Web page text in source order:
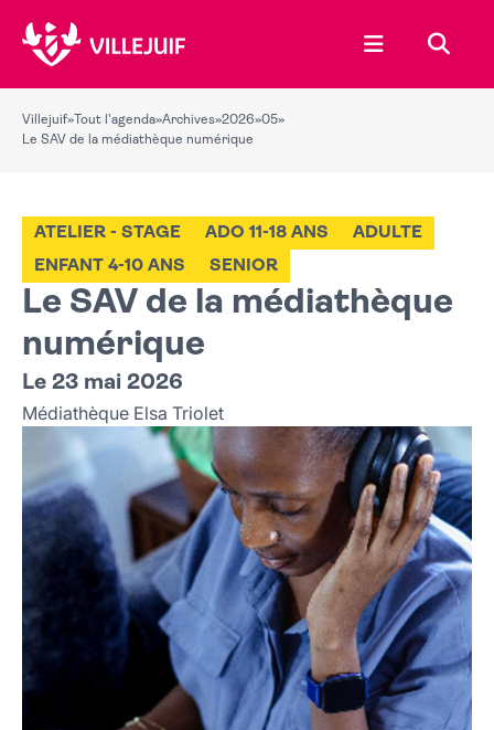
Ouvrir le
Villejuif» Tout l'agenda»Archives»2026»05»
Le SAV de la médiathèque numérique
Le SAV de la médiathèque
numérique
ATELIER - STAGE ADO 11-18 ANS
ADULTE
ENFANT 4-10 ANS
SENIOR
Le 23 mai 2026
Médiathèque Elsa Triolet